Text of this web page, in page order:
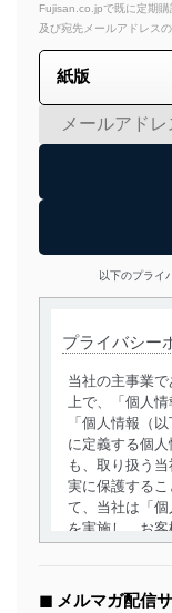
Fujisan.co.jpで既に定期
及び宛先メールアドレス
以下のプライ
プライバシー
当社の主事業
上で、「個人
「個人情報（
に定義する個
も、取り扱う
実に保護する
て、当社は「
を実施し、お
個人情報の取得
◼︎ メルマガ配信